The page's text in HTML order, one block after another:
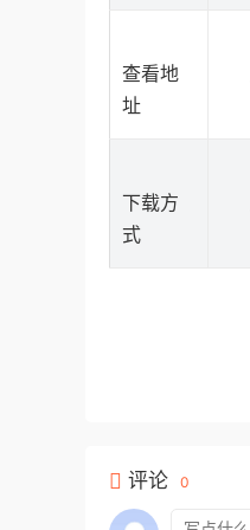
查看地
址
下载方
式
评论 0